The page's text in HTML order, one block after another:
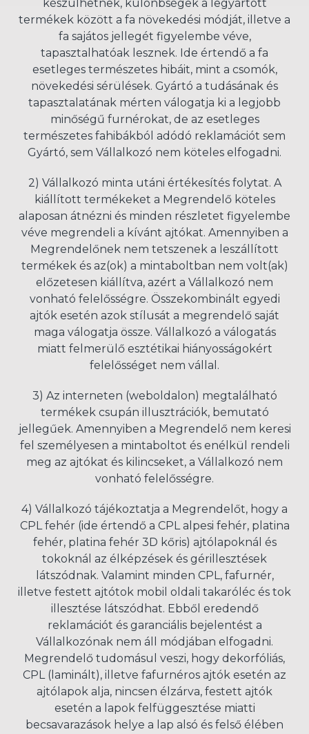
készülhetnek, különbségek a legyártott
termékek között a fa növekedési módját, illetve a
fa sajátos jellegét figyelembe véve,
tapasztalhatóak lesznek. Ide értendő a fa
esetleges természetes hibáit, mint a csomók,
növekedési sérülések. Gyártó a tudásának és
tapasztalatának mérten válogatja ki a legjobb
minőségű furnérokat, de az esetleges
természetes fahibákból adódó reklamációt sem
Gyártó, sem Vállalkozó nem köteles elfogadni.
2) Vállalkozó minta utáni értékesítés folytat. A
kiállított termékeket a Megrendelő köteles
alaposan átnézni és minden részletet figyelembe
véve megrendeli a kívánt ajtókat. Amennyiben a
Megrendelőnek nem tetszenek a leszállított
termékek és az(ok) a mintaboltban nem volt(ak)
előzetesen kiállítva, azért a Vállalkozó nem
vonható felelősségre. Összekombinált egyedi
ajtók esetén azok stílusát a megrendelő saját
maga válogatja össze. Vállalkozó a válogatás
miatt felmerülő esztétikai hiányosságokért
felelősséget nem vállal.
3) Az interneten (weboldalon) megtalálható
termékek csupán illusztrációk, bemutató
jellegűek. Amennyiben a Megrendelő nem keresi
fel személyesen a mintaboltot és enélkül rendeli
meg az ajtókat és kilincseket, a Vállalkozó nem
vonható felelősségre.
4) Vállalkozó tájékoztatja a Megrendelőt, hogy a
CPL fehér (ide értendő a CPL alpesi fehér, platina
fehér, platina fehér 3D kőris) ajtólapoknál és
tokoknál az élképzések és gérillesztések
látszódnak. Valamint minden CPL, fafurnér,
illetve festett ajtótok mobil oldali takaróléc és tok
illesztése látszódhat. Ebből eredendő
reklamációt és garanciális bejelentést a
Vállalkozónak nem áll módjában elfogadni.
Megrendelő tudomásul veszi, hogy dekorfóliás,
CPL (laminált), illetve fafurnéros ajtók esetén az
ajtólapok alja, nincsen élzárva, festett ajtók
esetén a lapok felfüggesztése miatti
becsavarazások helye a lap alsó és felső élében